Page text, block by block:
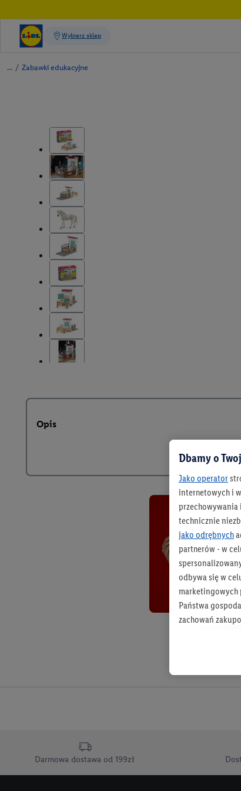
/ Zabawki edukacyjne
Opis
Darmowa dostawa od 199zł
Dbamy o
Jako operator
internetowych i
technicznie
jako odrębnych
partnerów - w
odbywa się w
marketingowych
Państwa
zachowań
Tworzenie
informacji z
urządzenia
przetwarzanie